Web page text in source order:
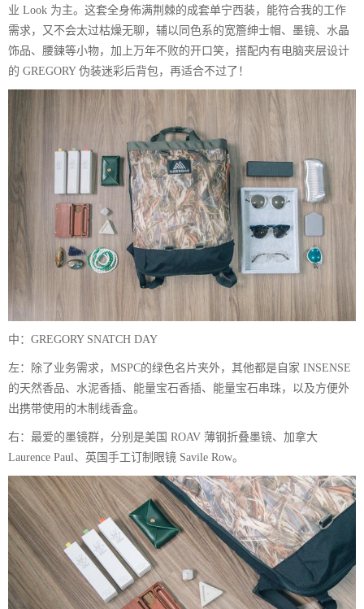
业 Look 为主。这套全身佈满荆棘的成套单宁西装，能符合我的工作
需求，又不会太过枯燥无聊，辅以同色系的宽簷绅士帽、墨镜、水晶
饰品、腰鍊等小物，加上万年不败的开口笑，搭配内有电脑夹层设计
的 GREGORY 伪装迷彩后背包，再适合不过了！
中：GREGORY SNATCH DAY
左：除了业务需求，MSPC的绿色名片夹外，其他都是自家 INSENSE
的天然香品、水泥香插、能量宝石香插、能量宝石串珠，以及方便外
出携带使用的木制线香盒。
右：最爱的墨镜群，分别是美国 ROAV 薄钢折叠墨镜、加拿大
Laurence Paul、英国手工订制眼镜 Savile Row。